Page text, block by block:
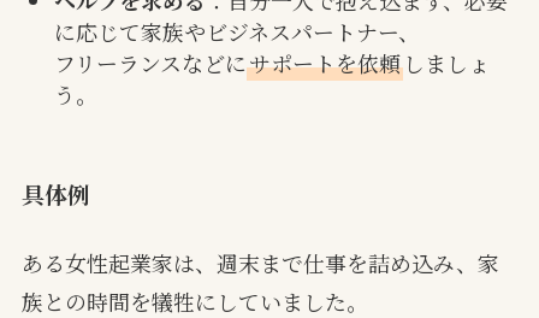
に応じて家族やビジネスパートナー、
フリーランスなどにサポートを依頼しましょ
う。
具体例
ある女性起業家は、週末まで仕事を詰め込み、家
族との時間を犠牲にしていました。